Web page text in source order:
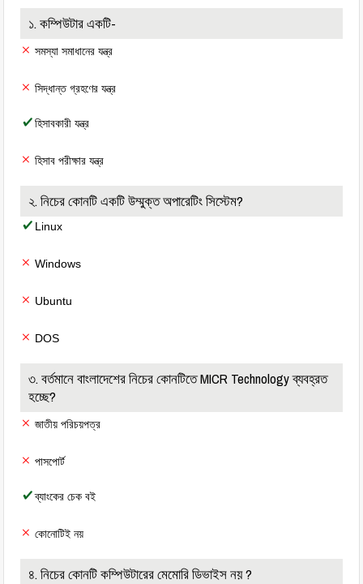
১. কম্পিউটার একটি-
সমস্যা সমাধানের যন্ত্র
সিদ্ধান্ত গ্রহণের যন্ত্র
হিসাবকারী যন্ত্র
হিসাব পরীক্ষার যন্ত্র
২. নিচের কোনটি একটি উম্মুক্ত অপারেটিং সিস্টেম?
Linux
Windows
Ubuntu
DOS
৩. বর্তমানে বাংলাদেশের নিচের কোনটিতে MICR Technology ব্যবহ্রত
হচ্ছে?
জাতীয় পরিচয়পত্র
পাসপোর্ট
ব্যাংকের চেক বই
কোনোটিই নয়
৪. নিচের কোনটি কম্পিউটারের মেমোরি ডিভাইস নয় ?